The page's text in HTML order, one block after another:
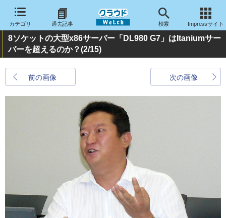
カテゴリ 過去記事 検索 Impressサイト
8ソケットの大型x86サーバー「DL980 G7」はItaniumサー
バーを超えるのか？(2/15)
前の画像 次の画像